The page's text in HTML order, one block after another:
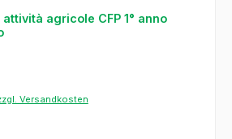
agricole CFP 1° anno
Versandkosten